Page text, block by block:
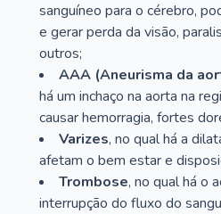
sanguíneo para o cérebro,
e gerar perda da visão,
outros;
AAA (Aneurisma da
há um inchaço na aorta na
causar hemorragia, fortes
Varizes, no qual há a
afetam o bem estar e
Trombose, no qual há o
interrupção do fluxo do